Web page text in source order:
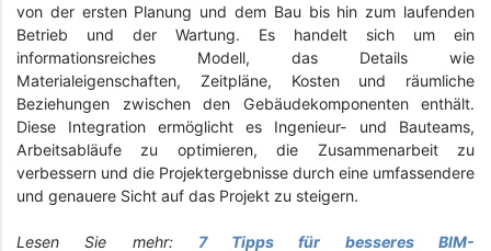
von der ersten Planung und dem Bau bis hin zum laufenden
Betrieb und der Wartung. Es handelt sich um ein
informationsreiches Modell, das Details wie
Materialeigenschaften, Zeitpläne, Kosten und räumliche
Beziehungen zwischen den Gebäudekomponenten enthält.
Diese Integration ermöglicht es Ingenieur- und Bauteams,
Arbeitsabläufe zu optimieren, die Zusammenarbeit zu
verbessern und die Projektergebnisse durch eine umfassendere
und genauere Sicht auf das Projekt zu steigern.
Lesen Sie mehr: 7 Tipps für besseres BIM-